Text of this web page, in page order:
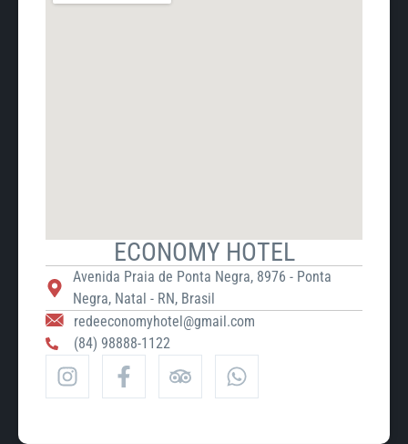
ECONOMY HOTEL
Avenida Praia de Ponta Negra, 8976 - Ponta
Negra, Natal - RN, Brasil
redeeconomyhotel@gmail.com
(84) 98888-1122